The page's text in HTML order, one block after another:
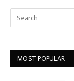
MOST POPULAR